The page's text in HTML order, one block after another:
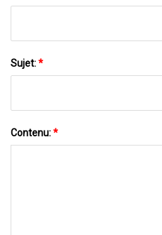
Sujet:*
Contenu:*